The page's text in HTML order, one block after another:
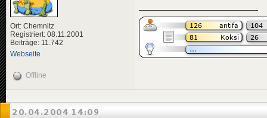
Ort: Chemnitz
Registriert: 08.11.2001
Beiträge: 11.742
Webseite
Offline
20.04.2004 14:09